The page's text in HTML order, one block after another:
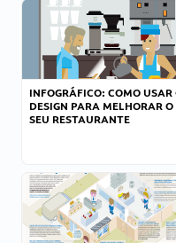
INFOGRÁFICO: COMO USAR
DESIGN PARA MELHORAR O
SEU RESTAURANTE